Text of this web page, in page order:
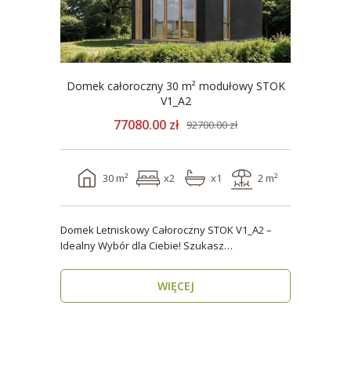
Domek całoroczny 30 m² modułowy STOK
V1_A2
77080.00 zł 92700.00 zł
30 m² x2 x1 2 m²
Domek Letniskowy Całoroczny STOK V1_A2 –
Idealny Wybór dla Ciebie! Szukasz
WIĘCEJ